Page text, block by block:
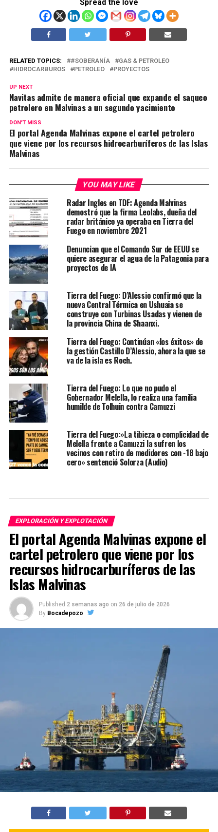
Spread the love
RELATED TOPICS: #SOBERANÍA
GAS & PETROLEO
HIDROCARBUROS
PETROLEO PROYECTOS
UP NEXT
Navitas admite de manera oficial que expande el saqueo
petrolero en Malvinas a un segundo yacimiento
DON'T MISS
El portal Agenda Malvinas expone el cartel petrolero
que viene por los recursos hidrocarburíferos de las Islas
Malvinas
YOU MAY LIKE
Radar Ingles en TDF: Agenda Malvinas
demostró que la firma Leolabs, dueña del
radar británico ya operaba en Tierra del
Fuego en noviembre 2021
Denuncian que el Comando Sur de EEUU se
quiere asegurar el agua de la Patagonia para
proyectos de IA
Tierra del Fuego: D’Alessio confirmó que la
nueva Central Térmica en Ushuaia se
construye con Turbinas Usadas y vienen de
la provincia China de Shaanxi.
Tierra del Fuego: Continúan «los éxitos» de
la gestión Castillo D’Alessio, ahora la que se
va de la isla es Roch.
Tierra del Fuego: Lo que no pudo el
Gobernador Melella, lo realiza una familia
humilde de Tolhuin contra Camuzzi
Tierra del Fuego:»La tibieza o complicidad de
Melella frente a Camuzzi la sufren los
vecinos con retiro de medidores con -18 bajo
cero» sentenció Solorza (Audio)
EXPLORACIÓN Y EXPLOTACIÓN
El portal Agenda Malvinas expone el
cartel petrolero que viene por los
recursos hidrocarburíferos de las
Islas Malvinas
Published 2 semanas ago on 26 de julio de 2026
By Bocadepozo